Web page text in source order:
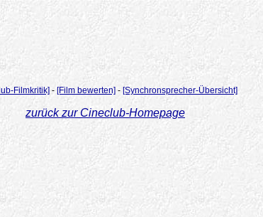
Filmkritik] - [Film bewerten] - [Synchronsprecher-Übersicht]
zurück zur Cineclub-Homepage